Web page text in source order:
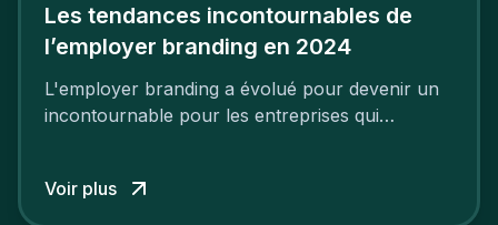
Les tendances incontournables de
l’employer branding en 2024
L'employer branding a évolué pour devenir un
incontournable pour les entreprises qui
Voir plus